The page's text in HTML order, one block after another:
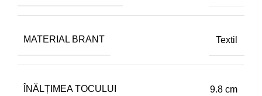
MATERIAL BRANT Textil
ÎNĂLȚIMEA TOCULUI 9.8 cm